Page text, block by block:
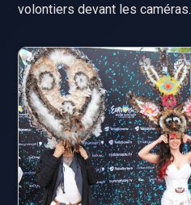
volontiers devant les caméras.